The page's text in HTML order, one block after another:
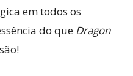
em todos os
do que Dragon